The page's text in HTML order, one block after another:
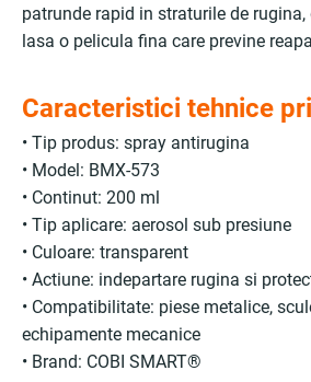
patrunde rapid in straturile de
lasa o pelicula fina care previne
Caracteristici tehnice
• Tip produs: spray antirugina
• Model: BMX-573
• Continut: 200 ml
• Tip aplicare: aerosol sub presiune
• Culoare: transparent
• Actiune: indepartare rugina si
• Compatibilitate: piese metalice,
echipamente mecanice
• Brand: COBI SMART®